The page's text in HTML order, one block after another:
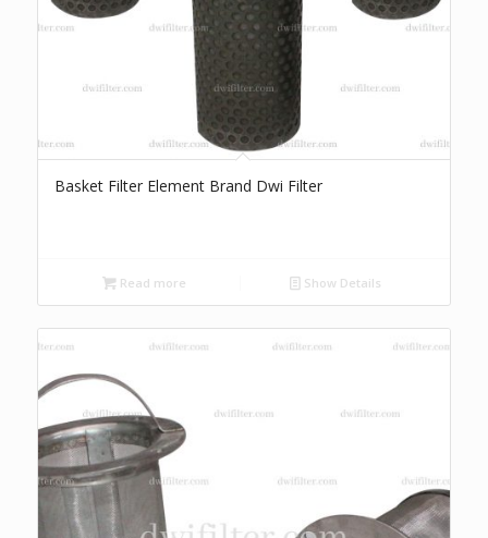
Basket Filter Element Brand Dwi Filter
Read more Show Details